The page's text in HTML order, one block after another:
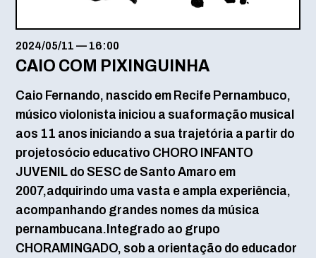
2024/05/11 — 16:00
CAIO COM PIXINGUINHA
Caio Fernando, nascido em Recife Pernambuco,
músico violonista iniciou a suaformação musical
aos 11 anos iniciando a sua trajetória a partir do
projetosócio educativo CHORO INFANTO
JUVENIL do SESC de Santo Amaro em
2007,adquirindo uma vasta e ampla experiência,
acompanhando grandes nomes da música
pernambucana.Integrado ao grupo
CHORAMINGADO, sob a orientação do educador